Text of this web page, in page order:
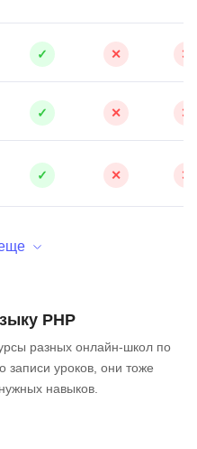
✓ ✕ ✕
✓ ✕ ✕
✓ ✕ ✕
PHP
разных онлайн-школ по
записи уроков, они тоже
навыков.